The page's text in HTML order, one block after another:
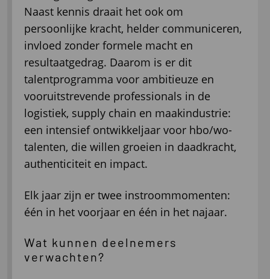
Naast kennis draait het ook om
persoonlijke kracht, helder communiceren,
invloed zonder formele macht en
resultaatgedrag. Daarom is er dit
talentprogramma voor ambitieuze en
vooruitstrevende professionals in de
logistiek, supply chain en maakindustrie:
een intensief ontwikkeljaar voor hbo/wo-
talenten, die willen groeien in daadkracht,
authenticiteit en impact.
Elk jaar zijn er twee instroommomenten:
één in het voorjaar en één in het najaar.
Wat kunnen deelnemers
verwachten?